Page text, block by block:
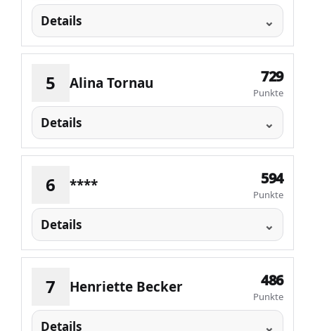
Details
5 Alina Tornau 729
Punkte
Details
6 **** 594
Punkte
Details
7 Henriette Becker 486
Punkte
Details